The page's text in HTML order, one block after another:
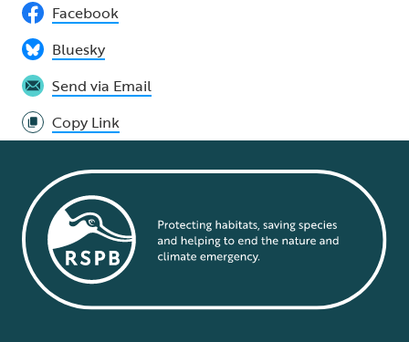
Facebook
Bluesky
Send via Email
Copy Link